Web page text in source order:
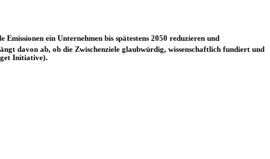
ein Unternehmen bis spätestens 2050 reduzieren und
davon ab, ob die Zwischenziele glaubwürdig, wissenschaftlich fundiert und
Initiative).